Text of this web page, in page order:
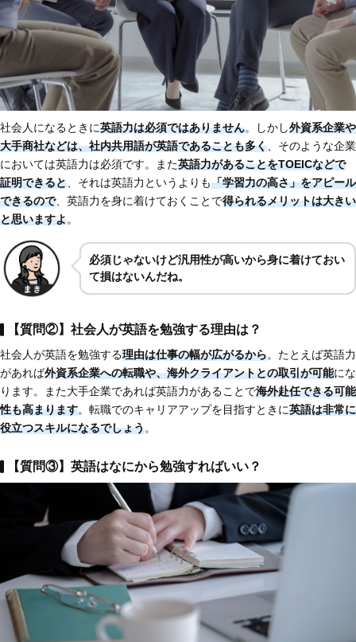
社会人になるときに英語力は必須ではありません。しかし外資系企業や
大手商社などは、社内共用語が英語であることも多く 、そのような企業
においては英語力は必須です。また英語力があることをTOEICなどで
証明できると 、それは英語力というよりも「学習力の高さ」をアピール
できるので、英語力を身に着けておくことで得られるメリットは大きい
と思いますよ。
必須じゃないけど汎用性が高いから身に着けておい
て損はないんだね。
【質問②】社会人が英語を勉強する理由は？
社会人が英語を勉強する理由は仕事の幅が広がるから。たとえば英語力
があれば外資系企業への転職や、海外クライアントとの取引が可能にな
ります。また大手企業であれば英語力があることで海外赴任できる可能
性も高まります。転職でのキャリアアップを目指すときに英語は非常に
役立つスキルになるでしょう。
【質問③】英語はなにから勉強すればいい？